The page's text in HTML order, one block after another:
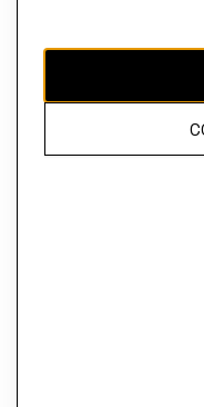
El contenido de esta